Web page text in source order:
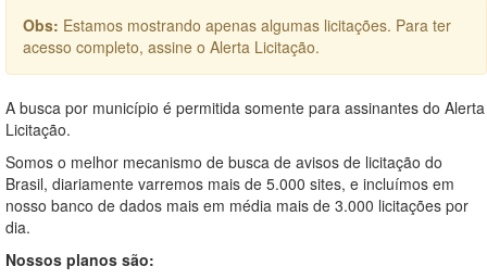
Obs: Estamos mostrando apenas algumas licitações. Para ter
acesso completo, assine o Alerta Licitação.
A busca por município é permitida somente para assinantes do Alerta
Licitação.
Somos o melhor mecanismo de busca de avisos de licitação do
Brasil, diariamente varremos mais de 5.000 sites, e incluímos em
nosso banco de dados mais em média mais de 3.000 licitações por
dia.
Nossos planos são: